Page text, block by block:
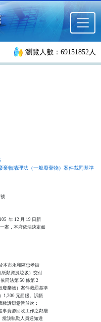
瀏覽人數：69151852人
棄物清理法（一般廢棄物）案件裁罰基準
號
年 12 月 19 日新
案，本府依法決定如
本市永和區忠孝街
紙類資源垃圾）交付
同法第 50 條第 2
廢棄物）案件裁罰基準
1,200 元罰鍰。訴願
訴辯意旨於次：
事資源回收工作之鄰居
當該執勤人員通知違